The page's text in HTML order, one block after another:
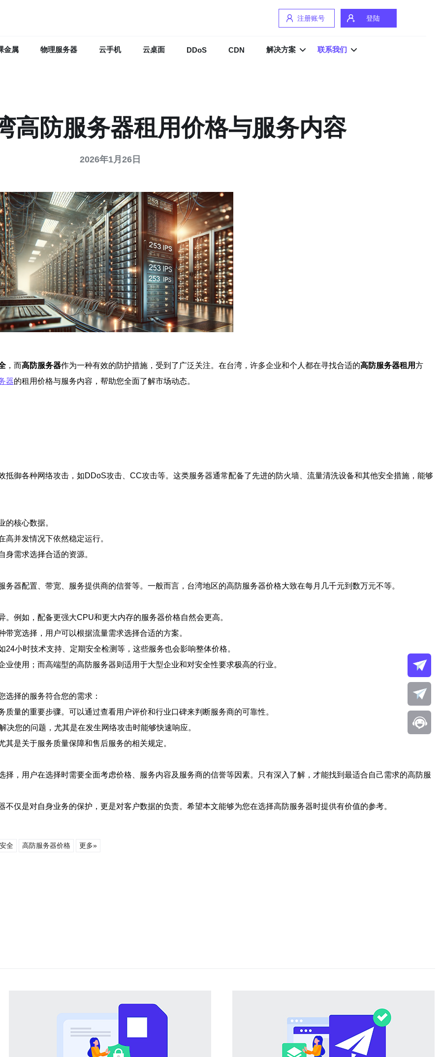
注册账号 登陆
金属 物理服务器 云手机 云桌面 DDoS CDN 解决方案 联系我们
高防服务器租用价格与服务内容
2026年1月26日
，而高防服务器作为一种有效的防护措施，受到了广泛关注。在台湾，许多企业和个人都在寻找合适的高防服务器租用方
器的租用价格与服务内容，帮助您全面了解市场动态。
抵御各种网络攻击，如DDoS攻击、CC攻击等。这类服务器通常配备了先进的防火墙、流量清洗设备和其他安全措施，能够
的核心数据。
并发情况下依然稳定运行。
需求选择合适的资源。
务器配置、带宽、服务提供商的信誉等。一般而言，台湾地区的高防服务器价格大致在每月几千元到数万元不等。
例如，配备更强大CPU和更大内存的服务器价格自然会更高。
宽选择，用户可以根据流量需求选择合适的方案。
小时技术支持、定期安全检测等，这些服务也会影响整体价格。
使用；而高端型的高防服务器则适用于大型企业和对安全性要求极高的行业。
选择的服务符合您的需求：
量的重要步骤。可以通过查看用户评价和行业口碑来判断服务商的可靠性。
您的问题，尤其是在发生网络攻击时能够快速响应。
是关于服务质量保障和售后服务的相关规定。
择，用户在选择时需要全面考虑价格、服务内容及服务商的信誉等因素。只有深入了解，才能找到最适合自己需求的高防服
仅是对自身业务的保护，更是对客户数据的负责。希望本文能够为您在选择高防服务器时提供有价值的参考。
全 高防服务器价格 更多»